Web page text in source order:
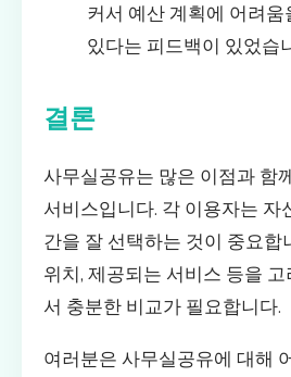
커서 예산 계획에 어려
있다는 피드백이 있었습
결론
사무실공유는 많은 이점과 함
서비스입니다. 각 이용자는 자
간을 잘 선택하는 것이 중요합
위치, 제공되는 서비스 등을
서 충분한 비교가 필요합니다.
여러분은 사무실공유에 대해